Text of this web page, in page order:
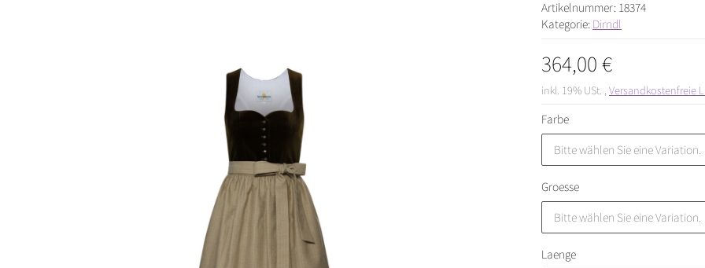
Artikelnummer: 18374
Kategorie: Dirndl
364,00 €
inkl. 19% USt. , Versandkostenfreie
Farbe
Bitte wählen Sie eine Variation.
Groesse
Bitte wählen Sie eine Variation.
Laenge